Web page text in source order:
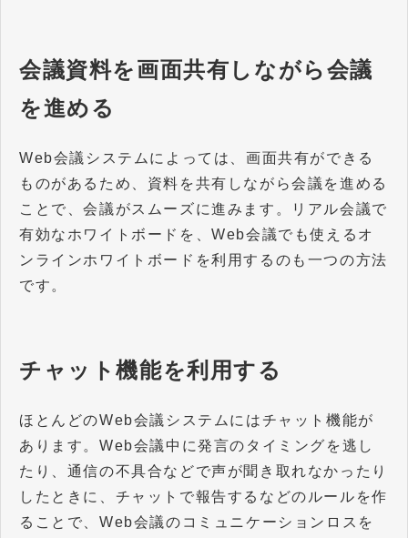
会議資料を画面共有しながら会議
を進める
Web会議システムによっては、画面共有ができる
ものがあるため、資料を共有しながら会議を進める
ことで、会議がスムーズに進みます。リアル会議で
有効なホワイトボードを、Web会議でも使えるオ
ンラインホワイトボードを利用するのも一つの方法
です。
チャット機能を利用する
ほとんどのWeb会議システムにはチャット機能が
あります。Web会議中に発言のタイミングを逃し
たり、通信の不具合などで声が聞き取れなかったり
したときに、チャットで報告するなどのルールを作
ることで、Web会議のコミュニケーションロスを